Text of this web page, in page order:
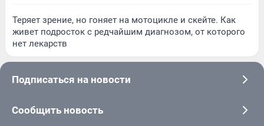
Теряет зрение, но гоняет на мотоцикле и скейте. Как
живет подросток с редчайшим диагнозом, от которого
нет лекарств
Подписаться на новости
Сообщить новость